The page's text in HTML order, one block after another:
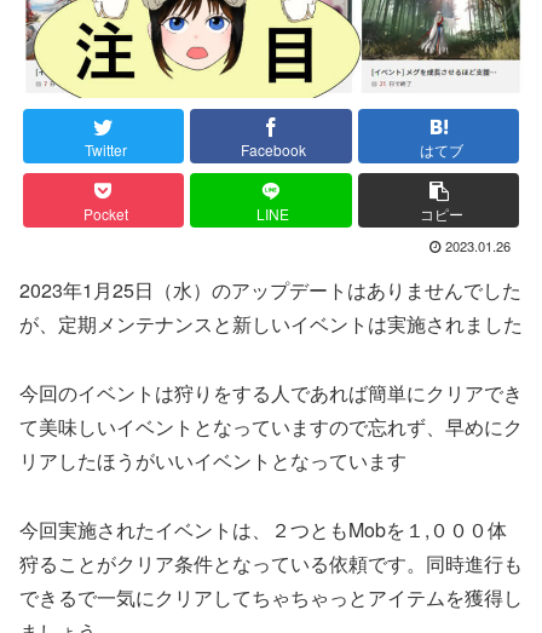
Twitter Facebook はてブ
Pocket LINE コピー
2023.01.26
2023年1月25日（水）のアップデートはありませんでした
が、定期メンテナンスと新しいイベントは実施されました
今回のイベントは狩りをする人であれば簡単にクリアでき
て美味しいイベントとなっていますので忘れず、早めにク
リアしたほうがいいイベントとなっています
今回実施されたイベントは、２つともMobを１,０００体
狩ることがクリア条件となっている依頼です。同時進行も
できるで一気にクリアしてちゃちゃっとアイテムを獲得し